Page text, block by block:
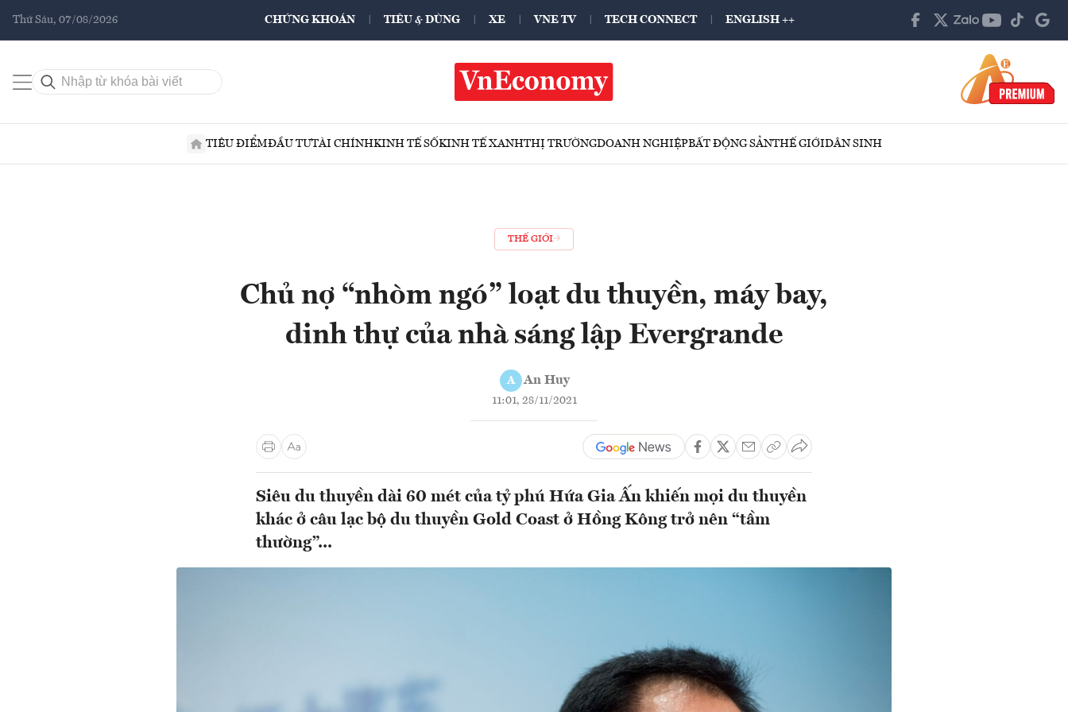
Thứ Sáu, 07/08/2026 CHỨNG KHOÁN TIÊU & DÙNG XE VNE TV TECH CONNECT ENGLISH ++
TIÊU ĐIỂMĐẦU TƯTÀI CHÍNHKINH TẾ SỐKINH TẾ XANHTHỊ TRƯỜNGDOANH NGHIỆPBẤT ĐỘNG SẢNTHẾ GIỚIDÂN SINH
THẾ GIỚI
Chủ nợ “nhòm ngó” loạt du thuyền, máy bay,
dinh thự của nhà sáng lập Evergrande
A An Huy
11:01, 28/11/2021
Siêu du thuyền dài 60 mét của tỷ phú Hứa Gia Ấn khiến mọi du thuyền
khác ở câu lạc bộ du thuyền Gold Coast ở Hồng Kông trở nên “tầm
thường”...